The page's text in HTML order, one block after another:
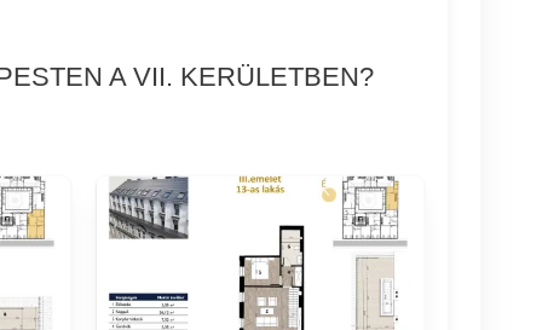
A VII. KERÜLETBEN?